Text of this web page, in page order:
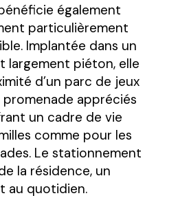
également
particulièrement
Implantée dans un
largement piéton, elle
d’un parc de jeux
promenade appréciés
un cadre de vie
comme pour les
Le stationnement
la résidence, un
au quotidien.